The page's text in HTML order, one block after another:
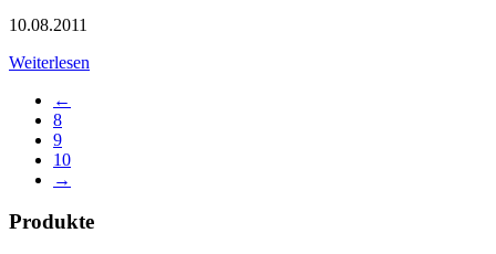
10.08.2011
Weiterlesen
←
8
9
10
→
Produkte